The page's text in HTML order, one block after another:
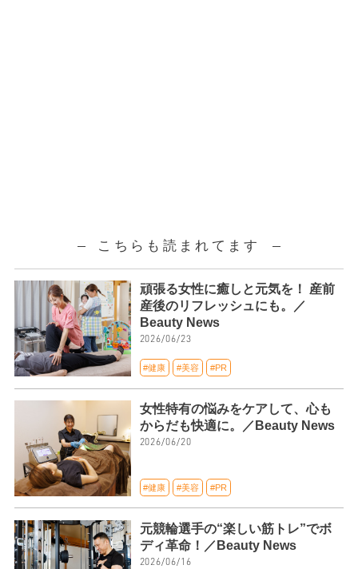
こちらも読まれてます
頑張る女性に癒しと元気を！ 産前
産後のリフレッシュにも。／
Beauty News
2026/06/23
#健康 #美容 #PR
女性特有の悩みをケアして、心も
からだも快適に。／Beauty News
2026/06/20
#健康 #美容 #PR
元競輪選手の“楽しい筋トレ”でボ
ディ革命！／Beauty News
2026/06/16